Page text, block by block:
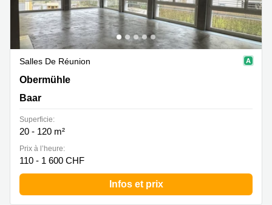
Salles De Réunion
Obermühle, Baar
Obermühle
Baar
Superficie:
20 - 120 m²
Prix à l’heure:
110 - 1 600 CHF
Infos et prix